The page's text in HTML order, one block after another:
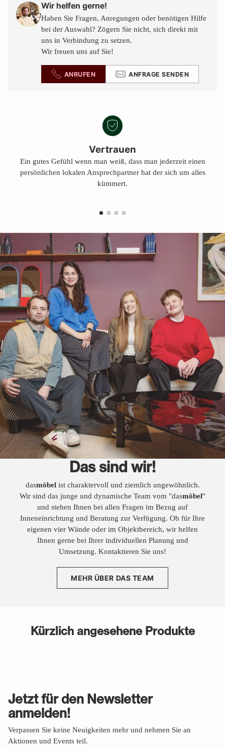
den
Warenkorb
legen
Wir helfen gerne!
Haben Sie Fragen, Anregungen oder benötigen Hilfe
bei der Auswahl? Zögern Sie nicht, sich direkt mit
uns in Verbindung zu setzen.
Wir freuen uns auf Sie!
ANRUFEN ANFRAGE SENDEN
Vertrauen
Ein gutes Gefühl wenn man weiß, dass man jederzeit einen
persönlichen lokalen Ansprechpartner hat der sich um alles
kümmert.
Das sind wir!
dasmöbelist charaktervoll und ziemlich ungewöhnlich.
Wir sind das junge und dynamische Team vom "dasmöbel"
und stehen Ihnen bei allen Fragen im Bezug auf
Inneneinrichtung und Beratung zur Verfügung. Ob für Ihre
eigenen vier Wände oder im Objektbereich, wir helfen
Ihnen gerne bei Ihrer individuellen Planung und
Umsetzung. Kontaktieren Sie uns!
MEHR ÜBER DAS TEAM
Kürzlich angesehene Produkte
Jetzt für den Newsletter
anmelden!
Verpassen Sie keine Neuigkeiten mehr und nehmen Sie an
Aktionen und Events teil.